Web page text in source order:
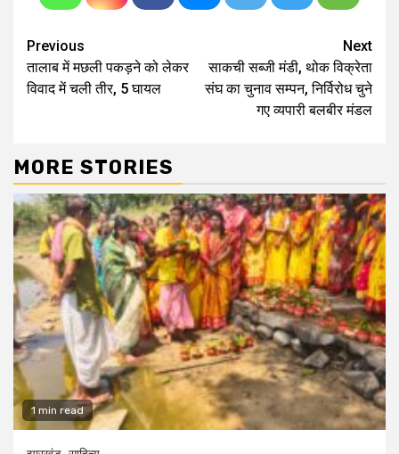
Continue
Reading
Previous
तालाब में मछली पकड़ने को लेकर
विवाद में चली तीर, 5 घायल
Next
साकची सब्जी मंडी, थोक विक्रेता
संघ का चुनाव सम्पन, निर्विरोध चुने
गए व्यपारी बलबीर मंडल
MORE STORIES
1 min read